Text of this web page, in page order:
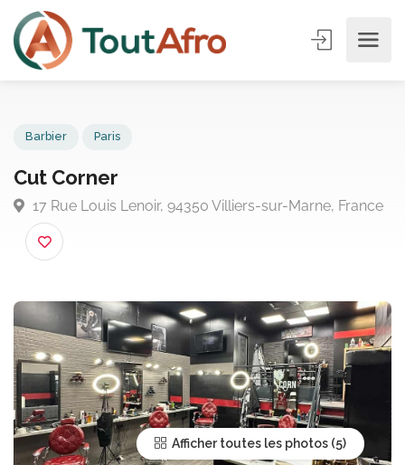
Cut Corner
17 Rue Louis Lenoir, 94350 Villiers-sur-Marne,
Afficher toutes les photos